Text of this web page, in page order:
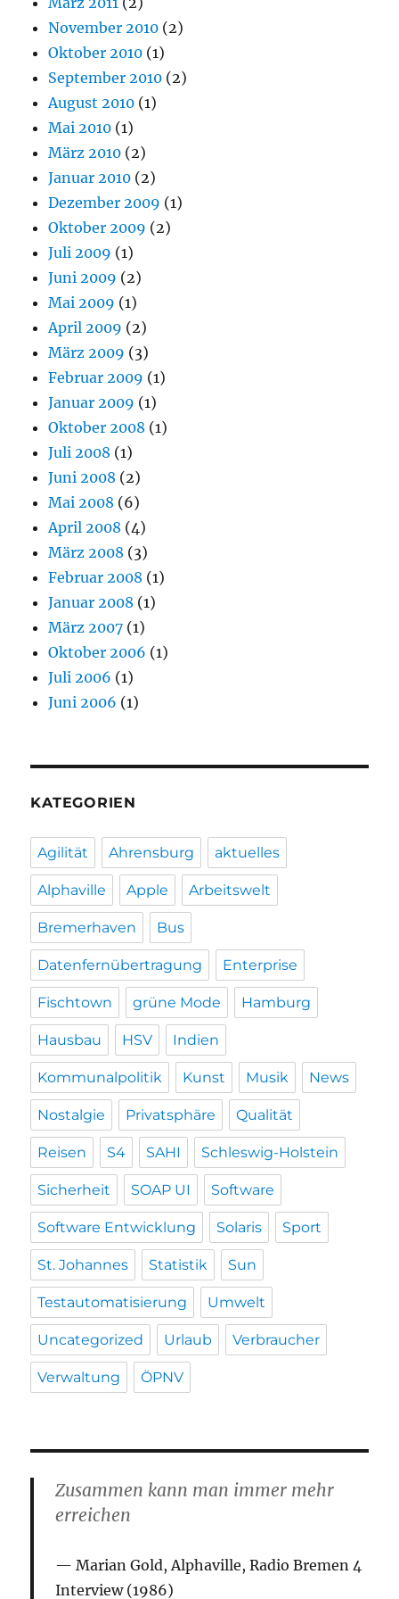
November 2010 (2)
Oktober 2010 (1)
September 2010 (2)
August 2010 (1)
Mai 2010 (1)
März 2010 (2)
Januar 2010 (2)
Dezember 2009 (1)
Oktober 2009 (2)
Juli 2009 (1)
Juni 2009 (2)
Mai 2009 (1)
April 2009 (2)
März 2009 (3)
Februar 2009 (1)
Januar 2009 (1)
Oktober 2008 (1)
Juli 2008 (1)
Juni 2008 (2)
Mai 2008 (6)
April 2008 (4)
März 2008 (3)
Februar 2008 (1)
Januar 2008 (1)
März 2007 (1)
Oktober 2006 (1)
Juli 2006 (1)
Juni 2006 (1)
KATEGORIEN
Agilität Ahrensburg aktuelles
Alphaville Apple Arbeitswelt
Bremerhaven Bus
Datenfernübertragung Enterprise
Fischtown grüne Mode Hamburg
Hausbau HSV Indien
Kommunalpolitik Kunst Musik News
Nostalgie Privatsphäre Qualität
Reisen S4 SAHI Schleswig-Holstein
Sicherheit SOAP UI Software
Software Entwicklung Solaris Sport
St. Johannes Statistik Sun
Testautomatisierung Umwelt
Uncategorized Urlaub Verbraucher
Verwaltung ÖPNV
Zusammen kann man immer mehr
erreichen
Marian Gold, Alphaville, Radio Bremen 4
Interview (1986)